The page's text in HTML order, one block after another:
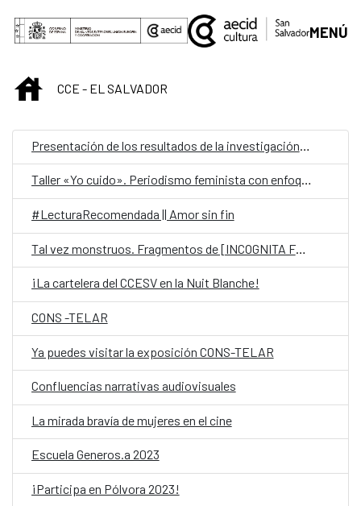
Saltar al contenido principal
MENÚ
INICIOCCE - EL SALVADOR
Taller «Yo cuido». Periodismo feminista con enfoque en los cuidados
#LecturaRecomendada || Amor sin fin
Tal vez monstruos. Fragmentos de [INCOGNITA FLORA CUSCATLANICA]
¡La cartelera del CCESV en la Nuit Blanche!
CONS -TELAR
Ya puedes visitar la exposición CONS-TELAR
Confluencias narrativas audiovisuales
La mirada bravía de mujeres en el cine
Escuela Generos.a 2023
¡Participa en Pólvora 2023!